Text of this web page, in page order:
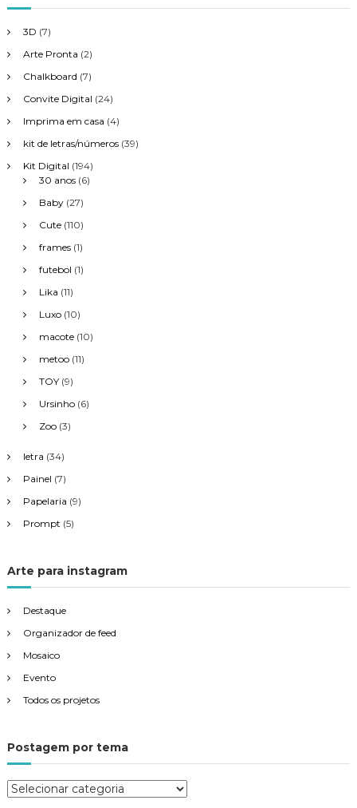
3D (7)
Arte Pronta (2)
Chalkboard (7)
Convite Digital (24)
Imprima em casa (4)
kit de letras/números (39)
Kit Digital (194)
30 anos (6)
Baby (27)
Cute (110)
frames (1)
futebol (1)
Lika (11)
Luxo (10)
macote (10)
metoo (11)
TOY (9)
Ursinho (6)
Zoo (3)
letra (34)
Painel (7)
Papelaria (9)
Prompt (5)
Arte para instagram
Destaque
Organizador de feed
Mosaico
Evento
Todos os projetos
Postagem por tema
P